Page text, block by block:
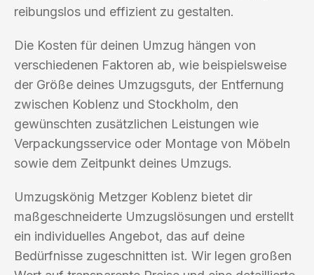
reibungslos und effizient zu gestalten.
Die Kosten für deinen Umzug hängen von
verschiedenen Faktoren ab, wie beispielsweise
der Größe deines Umzugsguts, der Entfernung
zwischen Koblenz und Stockholm, den
gewünschten zusätzlichen Leistungen wie
Verpackungsservice oder Montage von Möbeln
sowie dem Zeitpunkt deines Umzugs.
Umzugskönig Metzger Koblenz bietet dir
maßgeschneiderte Umzugslösungen und erstellt
ein individuelles Angebot, das auf deine
Bedürfnisse zugeschnitten ist. Wir legen großen